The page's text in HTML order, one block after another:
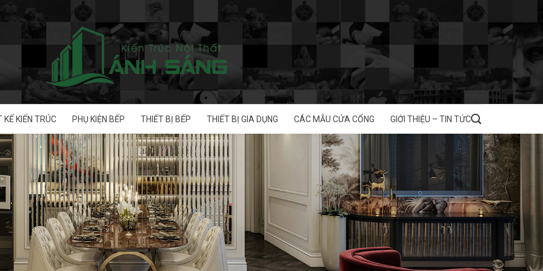
KẾ KIẾN TRÚC PHỤ KIỆN BẾP THIẾT BỊ BẾP THIẾT BỊ GIA DỤNG CÁC MẪU CỬA CỔNG GIỚI THIỆU – TIN TỨC